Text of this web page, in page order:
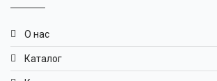
О нас
Каталог